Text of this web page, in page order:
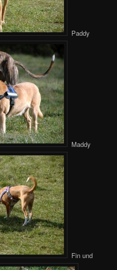
Paddy
Maddy
Fin und